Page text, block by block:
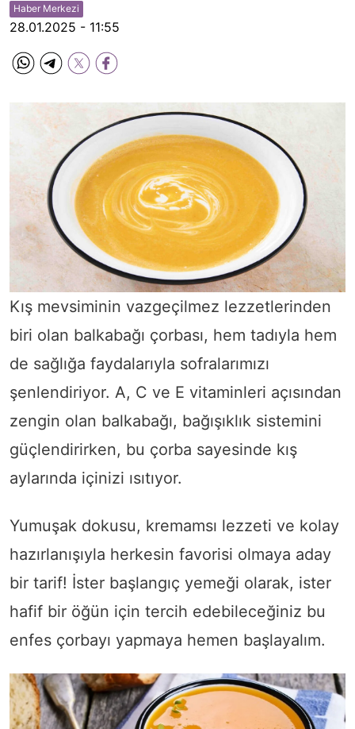
Haber Merkezi
28.01.2025 - 11:55
Kış mevsiminin vazgeçilmez lezzetlerinden
biri olan balkabağı çorbası, hem tadıyla hem
de sağlığa faydalarıyla sofralarımızı
şenlendiriyor. A, C ve E vitaminleri açısından
zengin olan balkabağı, bağışıklık sistemini
güçlendirirken, bu çorba sayesinde kış
aylarında içinizi ısıtıyor.
Yumuşak dokusu, kremamsı lezzeti ve kolay
hazırlanışıyla herkesin favorisi olmaya aday
bir tarif! İster başlangıç yemeği olarak, ister
hafif bir öğün için tercih edebileceğiniz bu
enfes çorbayı yapmaya hemen başlayalım.